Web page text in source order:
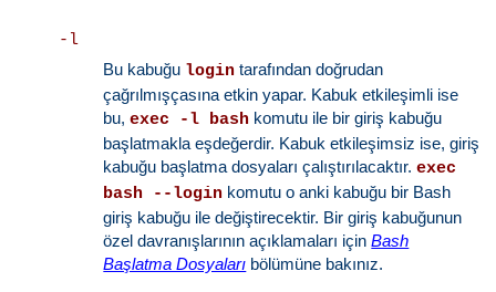
-l
Bu kabuğu login tarafından doğrudan
çağrılmışçasına etkin yapar. Kabuk etkileşimli ise
bu,exec -l bash komutu ile bir giriş kabuğu
başlatmakla eşdeğerdir. Kabuk etkileşimsiz ise, giriş
kabuğu başlatma dosyaları çalıştırılacaktır.exec
bash --login komutu o anki kabuğu bir Bash
giriş kabuğu ile değiştirecektir. Bir giriş kabuğunun
özel davranışlarının açıklamaları içinBash
Başlatma Dosyaları bölümüne bakınız.